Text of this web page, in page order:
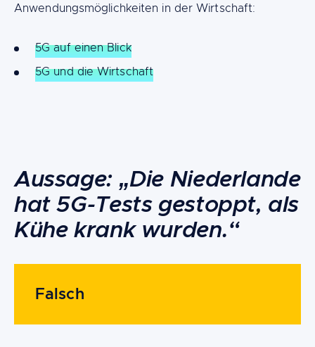
Anwendungsmöglichkeiten in der Wirtschaft:
5G auf einen Blick
5G und die Wirtschaft
Aussage: „Die Niederlande
hat 5G-Tests gestoppt, als
Kühe krank wurden.“
Falsch